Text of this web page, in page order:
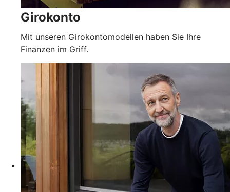
Girokonto
Mit unseren Girokontomodellen haben Sie Ihre
Finanzen im Griff.